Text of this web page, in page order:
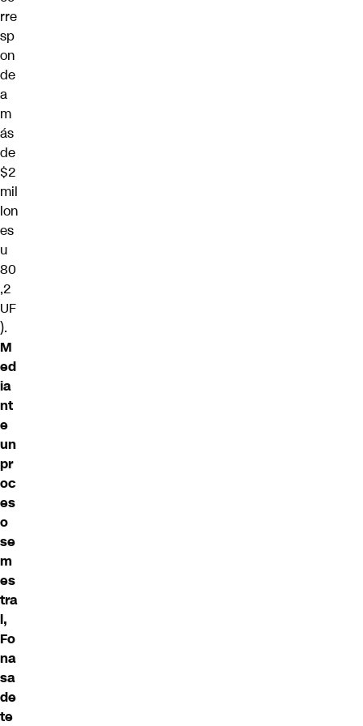
rre
sp
on
de
a
m
ás
de
$2
mil
lon
es
u
80
,2
UF
).
M
ed
ia
nt
e
un
pr
oc
es
o
se
m
es
tra
l,
Fo
na
sa
de
te